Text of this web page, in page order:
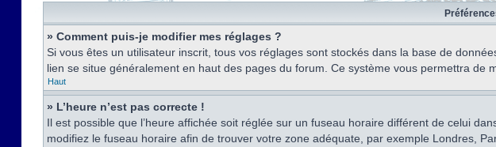
» Comment puis-je modifier mes réglages ?
Si vous êtes un utilisateur inscrit, tous vos réglages sont stockés dans la base de
lien se situe généralement en haut des pages du forum. Ce système vous permettra de
Haut
» L’heure n’est pas correcte !
Il est possible que l’heure affichée soit réglée sur un fuseau horaire différent de celui
modifiez le fuseau horaire afin de trouver votre zone adéquate, par exemple Londres,